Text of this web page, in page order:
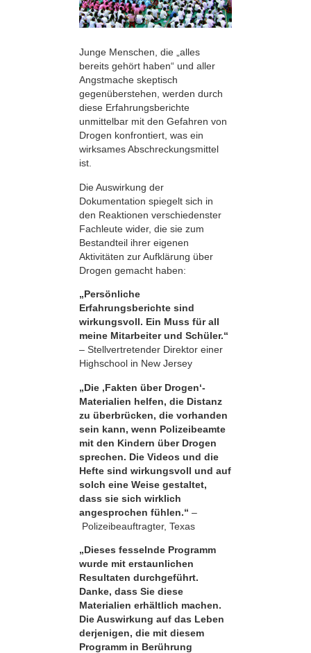
Junge Menschen, die „alles
bereits gehört haben“ und aller
Angstmache skeptisch
gegenüberstehen, werden durch
diese Erfahrungsberichte
unmittelbar mit den Gefahren von
Drogen konfrontiert, was ein
wirksames Abschreckungsmittel
ist.
Die Auswirkung der
Dokumentation spiegelt sich in
den Reaktionen verschiedenster
Fachleute wider, die sie zum
Bestandteil ihrer eigenen
Aktivitäten zur Aufklärung über
Drogen gemacht haben:
„Persönliche
Erfahrungsberichte sind
wirkungsvoll. Ein Muss für all
meine Mitarbeiter und Schüler.“
– Stellvertretender Direktor einer
Highschool in New Jersey
„Die ‚Fakten über Drogen‘-
Materialien helfen, die Distanz
zu überbrücken, die vorhanden
sein kann, wenn Polizeibeamte
mit den Kindern über Drogen
sprechen. Die Videos und die
Hefte sind wirkungsvoll und auf
solch eine Weise gestaltet,
dass sie sich wirklich
angesprochen fühlen.“ –
Polizeibeauftragter, Texas
„Dieses fesselnde Programm
wurde mit erstaunlichen
Resultaten durchgeführt.
Danke, dass Sie diese
Materialien erhältlich machen.
Die Auswirkung auf das Leben
derjenigen, die mit diesem
Programm in Berührung